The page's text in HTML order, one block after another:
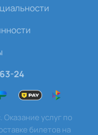
24
услуг по
билетов на